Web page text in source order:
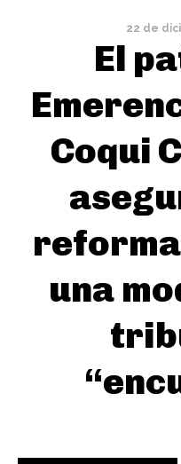
22 de
El
Coqui
una